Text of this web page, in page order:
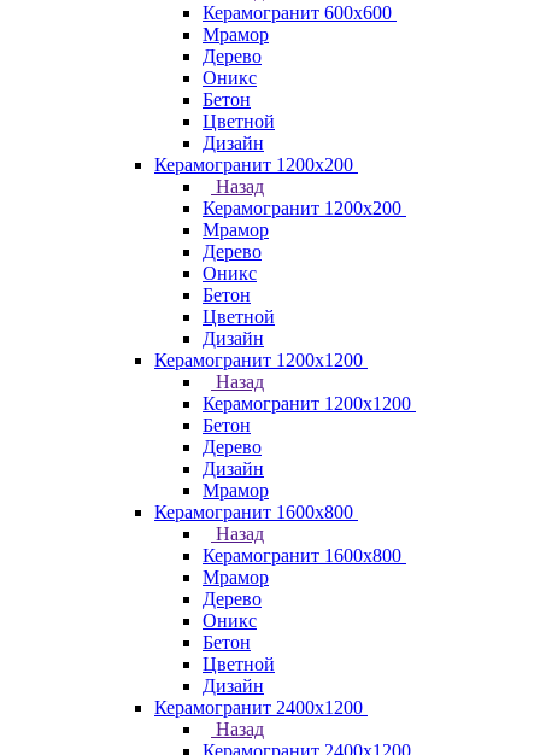
Керамогранит 600х600
Мрамор
Дерево
Оникс
Бетон
Цветной
Дизайн
Керамогранит 1200x200
Назад
Керамогранит 1200x200
Мрамор
Дерево
Оникс
Бетон
Цветной
Дизайн
Керамогранит 1200x1200
Назад
Керамогранит 1200x1200
Бетон
Дерево
Дизайн
Мрамор
Керамогранит 1600х800
Назад
Керамогранит 1600х800
Мрамор
Дерево
Оникс
Бетон
Цветной
Дизайн
Керамогранит 2400х1200
Назад
Керамогранит 2400х1200